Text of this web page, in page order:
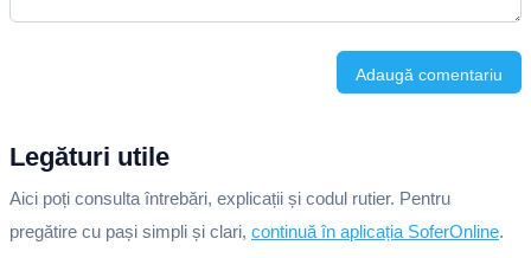
Adaugă comentariu
Legături utile
Aici poți consulta întrebări, explicații și codul rutier. Pentru
pregătire cu pași simpli și clari, continuă în aplicația SoferOnline.